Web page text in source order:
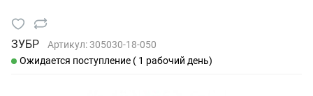
ЗУБР Артикул:305030-18-050
Ожидается поступление ( 1 рабочий день)